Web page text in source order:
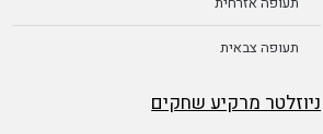
תעופה צבאית
ניוזלטר מרקיע שחקים